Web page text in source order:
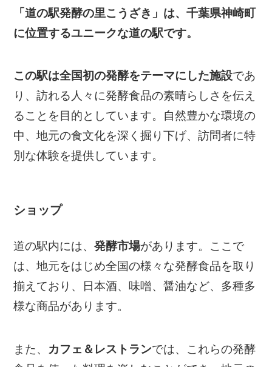
「道の駅発酵の里こうざき」は、千葉県神崎町
に位置するユニークな道の駅です。
この駅は全国初の発酵をテーマにした施設であ
り、訪れる人々に発酵食品の素晴らしさを伝え
ることを目的としています。自然豊かな環境の
中、地元の食文化を深く掘り下げ、訪問者に特
別な体験を提供しています。
ショップ
道の駅内には、発酵市場があります。ここで
は、地元をはじめ全国の様々な発酵食品を取り
揃えており、日本酒、味噌、醤油など、多種多
様な商品があります。
また、 カフェ＆レストランでは、これらの発酵